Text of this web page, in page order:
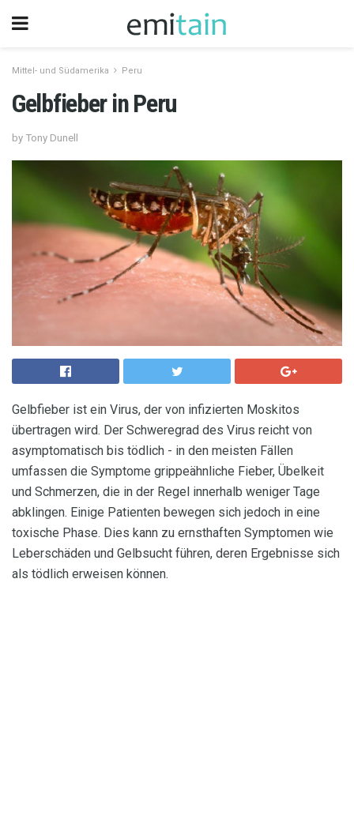
Mittel- und Südamerika Peru
Gelbfieber in Peru
by Tony Dunell
Gelbfieber ist ein Virus, der von infizierten Moskitos
übertragen wird. Der Schweregrad des Virus reicht von
asymptomatisch bis tödlich - in den meisten Fällen
umfassen die Symptome grippeähnliche Fieber, Übelkeit
und Schmerzen, die in der Regel innerhalb weniger Tage
abklingen. Einige Patienten bewegen sich jedoch in eine
toxische Phase. Dies kann zu ernsthaften Symptomen wie
Leberschäden und Gelbsucht führen, deren Ergebnisse sich
als tödlich erweisen können.